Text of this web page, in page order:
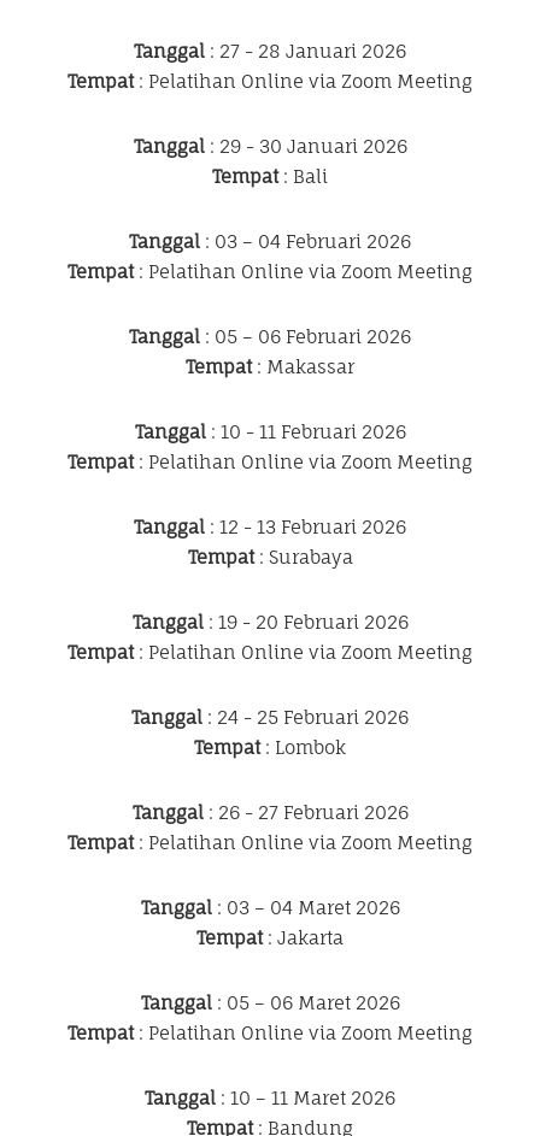
Tanggal : 27 - 28 Januari 2026
Tempat: Pelatihan Online via Zoom Meeting
Tanggal: 29 - 30 Januari 2026
Tempat: Bali
Tanggal : 03 – 04 Februari 2026
Tempat: Pelatihan Online via Zoom Meeting
Tanggal : 05 – 06 Februari 2026
Tempat: Makassar
Tanggal: 10 - 11 Februari 2026
Tempat: Pelatihan Online via Zoom Meeting
Tanggal : 12 - 13 Februari 2026
Tempat: Surabaya
Tanggal: 19 - 20 Februari 2026
Tempat: Pelatihan Online via Zoom Meeting
Tanggal : 24 - 25 Februari 2026
Tempat: Lombok
Tanggal: 26 - 27 Februari 2026
Tempat: Pelatihan Online via Zoom Meeting
Tanggal: 03 – 04 Maret 2026
Tempat: Jakarta
Tanggal: 05 – 06 Maret 2026
Tempat: Pelatihan Online via Zoom Meeting
Tanggal : 10 – 11 Maret 2026
Tempat: Bandung